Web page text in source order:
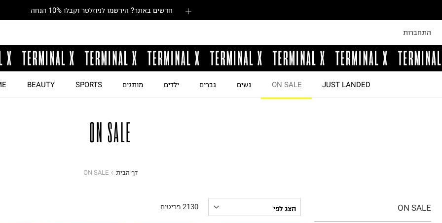
חדשים באתר? הירשמו לניוזלטר וקבלו 10% הנחה
התחברות
JUST LANDED
ON SALE נשים גברים ילדים מותגים SPORTS
BEAUTY
ON SALE
דף הבית ON SALE
ON SALE
2130 פריטים